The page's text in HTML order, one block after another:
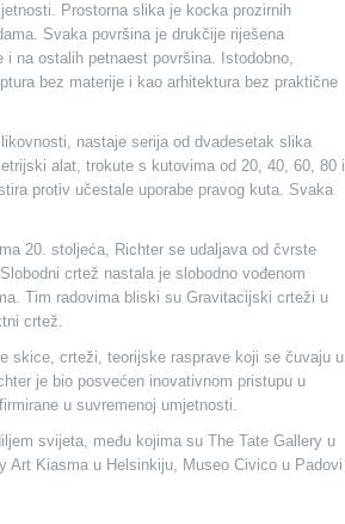
Prostorna slika je kocka prozirnih
Svaka površina je drukčije riješena
na ostalih petnaest površina. Istodobno,
bez materije i kao arhitektura bez praktične
nastaje serija od dvadesetak slika
alat, trokute s kutovima od 20, 40, 60, 80 i
protiv učestale uporabe pravog kuta. Svaka
20. stoljeća, Richter se udaljava od čvrste
crtež nastala je slobodno vođenom
Tim radovima bliski su Gravitacijski crteži u
crtež.
skice, crteži, teorijske rasprave koji se čuvaju u
je bio posvećen inovativnom pristupu u
u suvremenoj umjetnosti.
svijeta, među kojima su The Tate Gallery u
Art Kiasma u Helsinkiju, Museo Civico u Padovi